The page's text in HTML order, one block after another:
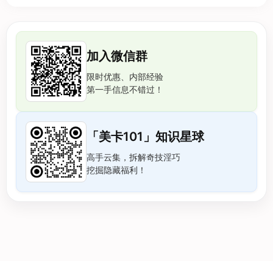
加入微信群
限时优惠、内部经验
第一手信息不错过！
「美卡101」知识星球
高手云集，拆解奇技淫巧
挖掘隐藏福利！